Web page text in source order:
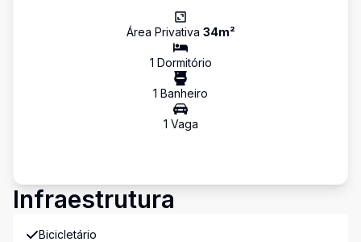
Área Privativa 34m²
1 Dormitório
1 Banheiro
1 Vaga
Infraestrutura
Bicicletário